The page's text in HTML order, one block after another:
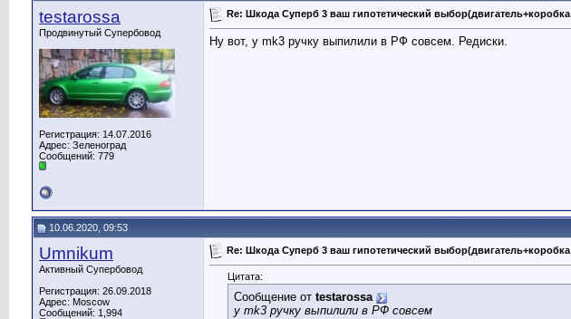
testarossa
Продвинутый Супербовод
Регистрация: 14.07.2016
Адрес: Зеленоград
Сообщений: 779
Re: Шкода Суперб 3 ваш гипотетический выбор(двигатель+коробка
Ну вот, у mk3 ручку выпилили в РФ совсем. Редиски.
10.06.2020, 09:53
Umnikum
Активный Супербовод
Регистрация: 26.09.2018
Адрес: Moscow
Сообщений: 1,994
Re: Шкода Суперб 3 ваш гипотетический выбор(двигатель+коробка
Цитата:
Сообщение от testarossa
у mk3 ручку выпилили в РФ совсем